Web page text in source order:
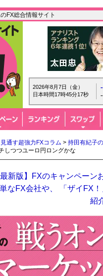
FX総合情報サイト
2026年8月7日（金）
日本時間17時45分18秒
通す超強力FXコラム > 持田有紀子
しつつユーロ円ロングかな
最新版】FXのキャンペー
なFX会社や、 「ザイFX
紹